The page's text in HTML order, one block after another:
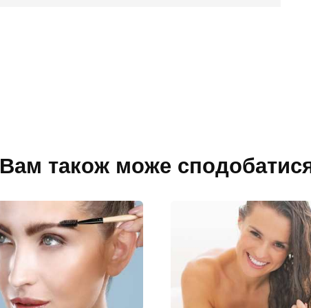
Вам також може